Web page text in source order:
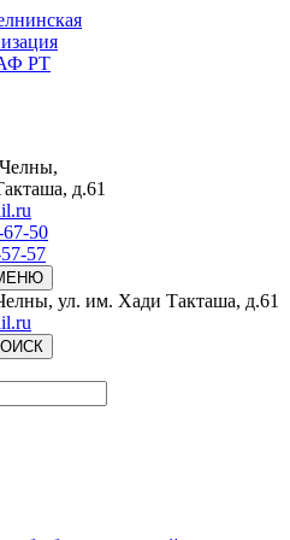
РТ
д.61
50
57
ул. им. Хади Такташа, д.61